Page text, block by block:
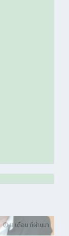
11 เดือน ที่ผ่านมา